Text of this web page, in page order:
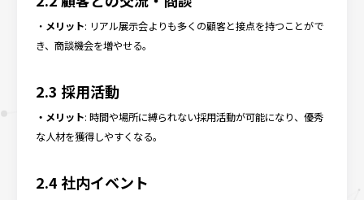
・ メリット: リアル展示会よりも多くの顧客と接点を持つことがで
き、商談機会を増やせる。
2.3 採用活動
・メリット: 時間や場所に縛られない採用活動が可能になり、優秀
な人材を獲得しやすくなる。
2.4 社内イベント